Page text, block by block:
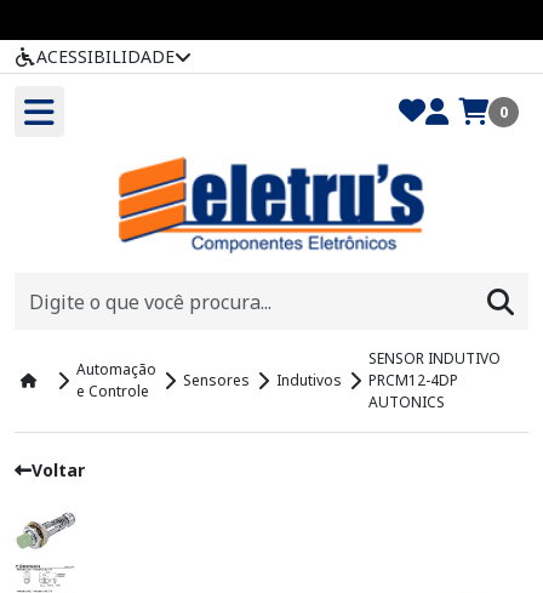
ACESSIBILIDADE
0
Automação
e Controle
Sensores Indutivos
SENSOR INDUTIVO
PRCM12-4DP
AUTONICS
Voltar